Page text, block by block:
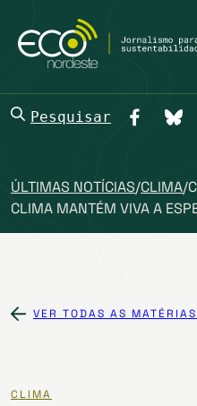
Pesquisar
ÚLTIMAS NOTÍCIAS/CLIMA/
CLIMA MANTÉM VIVA A
VER TODAS AS MATÉRIAS
CLIMA